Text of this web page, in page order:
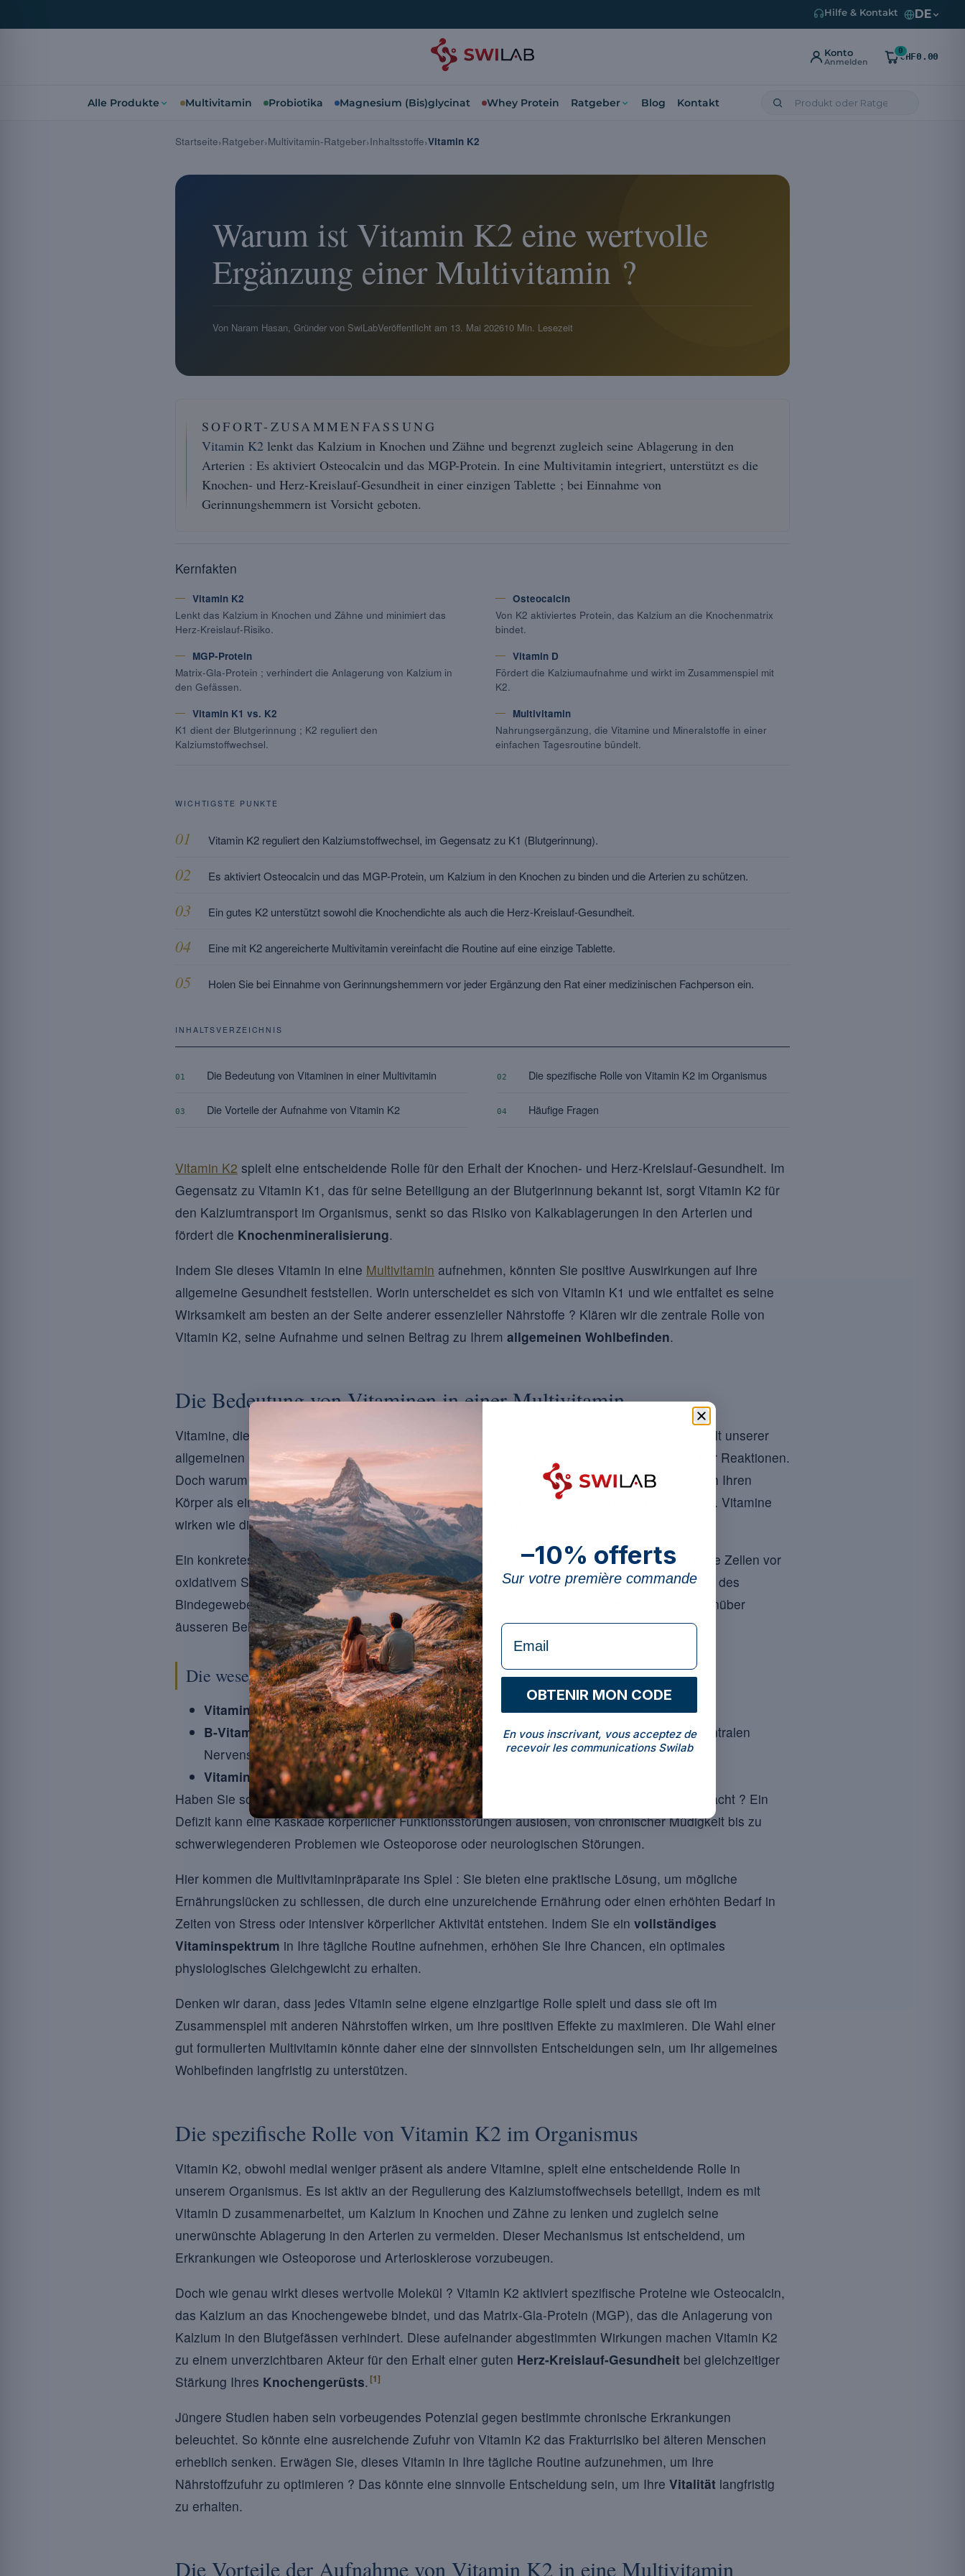
Hilfe & Kontakt DE
Konto
Anmelden
0
CHF0.00
Alle Produkte Multivitamin Probiotika Magnesium (Bis)glycinat Whey Protein Ratgeber Blog Kontakt
Warum ist Vitamin K2 eine wertvolle
Ergänzung einer Multivitamin ?
Von Naram Hasan, Gründer von SwiLabVeröffentlicht am 13. Mai 202610 Min. Lesezeit
SOFORT-ZUSAMMENFASSUNG
Vitamin K2 lenkt das Kalzium in Knochen und Zähne und begrenzt zugleich seine Ablagerung in den
Arterien : Es aktiviert Osteocalcin und das MGP-Protein. In eine Multivitamin integriert, unterstützt es die
Knochen- und Herz-Kreislauf-Gesundheit in einer einzigen Tablette ; bei Einnahme von
Gerinnungshemmern ist Vorsicht geboten.
Kernfakten
Vitamin K2
Lenkt das Kalzium in Knochen und Zähne und minimiert das
Herz-Kreislauf-Risiko.
Osteocalcin
Von K2 aktiviertes Protein, das Kalzium an die Knochenmatrix
bindet.
MGP-Protein
Matrix-Gla-Protein ; verhindert die Anlagerung von Kalzium in
den Gefässen.
Vitamin D
Fördert die Kalziumaufnahme und wirkt im Zusammenspiel mit
K2.
Vitamin K1 vs. K2
K1 dient der Blutgerinnung ; K2 reguliert den
Kalziumstoffwechsel.
Multivitamin
Nahrungsergänzung, die Vitamine und Mineralstoffe in einer
einfachen Tagesroutine bündelt.
WICHTIGSTE PUNKTE
Vitamin K2 reguliert den Kalziumstoffwechsel, im Gegensatz zu K1 (Blutgerinnung).
Es aktiviert Osteocalcin und das MGP-Protein, um Kalzium in den Knochen zu binden und die Arterien zu schützen.
Ein gutes K2 unterstützt sowohl die Knochendichte als auch die Herz-Kreislauf-Gesundheit.
Eine mit K2 angereicherte Multivitamin vereinfacht die Routine auf eine einzige Tablette.
Holen Sie bei Einnahme von Gerinnungshemmern vor jeder Ergänzung den Rat einer medizinischen Fachperson ein.
INHALTSVERZEICHNIS
01 Die Bedeutung von Vitaminen in einer Multivitamin 02 Die spezifische Rolle von Vitamin K2 im Organismus
03 Die Vorteile der Aufnahme von Vitamin K2 04 Häufige Fragen
Vitamin K2 spielt eine entscheidende Rolle für den Erhalt der Knochen- und Herz-Kreislauf-Gesundheit. Im
Gegensatz zu Vitamin K1, das für seine Beteiligung an der Blutgerinnung bekannt ist, sorgt Vitamin K2 für
den Kalziumtransport im Organismus, senkt so das Risiko von Kalkablagerungen in den Arterien und
fördert die Knochenmineralisierung.
Indem Sie dieses Vitamin in eine Multivitamin aufnehmen, könnten Sie positive Auswirkungen auf Ihre
allgemeine Gesundheit feststellen. Worin unterscheidet es sich von Vitamin K1 und wie entfaltet es seine
Wirksamkeit am besten an der Seite anderer essenzieller Nährstoffe ? Klären wir die zentrale Rolle von
Vitamin K2, seine Aufnahme und seinen Beitrag zu Ihrem allgemeinen Wohlbefinden.
Die Bedeutung von Vitaminen in einer Multivitamin
Vitamine, diese
, spielen eine entscheidende Rolle für den Erhalt unserer
allgemeinen Gesundheit. Sie sind die Katalysatoren zahlreicher lebenswichtiger biochemischer Reaktionen.
Doch warum sollte man diese Vitamine in eine Multivitaminformel aufnehmen ? Stellen Sie sich Ihren
Körper als eine komplexe Maschine vor, in der jedes Teil harmonisch zusammenarbeiten muss. Vitamine
wirken wie die Zahnräder, die es dieser Maschine ermöglichen, effizient zu laufen.
Ein konkretes Beispiel :Vitamin C, bekannt für seine antioxidativen Eigenschaften, hilft, unsere Zellen vor
oxidativem Stress zu schützen. Es fördert zudem die Kollagensynthese, die für die Gesundheit des
Bindegewebes und die Wundheilung unerlässlich ist. Ohne es wäre unser Immunsystem gegenüber
äusseren Belastungen weniger widerstandsfähig.
Die wesentlichen Funktionen der Vitamine
Vitamin A :entscheidend für das Nachtsehen und den Erhalt einer gesunden Haut.
B-Vitamine :beteiligt am Energiestoffwechsel und an der einwandfreien Funktion des zentralen
Nervensystems.
Vitamin D :erleichtert die Kalziumaufnahme und trägt zur Knochengesundheit bei.
Haben Sie schon über die Folgen eines Mangels an diesen essenziellen Nährstoffen nachgedacht ? Ein
Defizit kann eine Kaskade körperlicher Funktionsstörungen auslösen, von chronischer Müdigkeit bis zu
schwerwiegenderen Problemen wie Osteoporose oder neurologischen Störungen.
Hier kommen die Multivitaminpräparate ins Spiel : Sie bieten eine praktische Lösung, um mögliche
Ernährungslücken zu schliessen, die durch eine unzureichende Ernährung oder einen erhöhten Bedarf in
Zeiten von Stress oder intensiver körperlicher Aktivität entstehen. Indem Sie ein vollständiges
Vitaminspektrum in Ihre tägliche Routine aufnehmen, erhöhen Sie Ihre Chancen, ein optimales
physiologisches Gleichgewicht zu erhalten.
Denken wir daran, dass jedes Vitamin seine eigene einzigartige Rolle spielt und dass sie oft im
Zusammenspiel mit anderen Nährstoffen wirken, um ihre positiven Effekte zu maximieren. Die Wahl einer
gut formulierten Multivitamin könnte daher eine der sinnvollsten Entscheidungen sein, um Ihr allgemeines
Wohlbefinden langfristig zu unterstützen.
Die spezifische Rolle von Vitamin K2 im Organismus
Vitamin K2, obwohl medial weniger präsent als andere Vitamine, spielt eine entscheidende Rolle in
unserem Organismus. Es ist aktiv an der Regulierung des Kalziumstoffwechsels beteiligt, indem es mit
Vitamin D zusammenarbeitet, um Kalzium in Knochen und Zähne zu lenken und zugleich seine
unerwünschte Ablagerung in den Arterien zu vermeiden. Dieser Mechanismus ist entscheidend, um
Erkrankungen wie Osteoporose und Arteriosklerose vorzubeugen.
Doch wie genau wirkt dieses wertvolle Molekül ? Vitamin K2 aktiviert spezifische Proteine wie Osteocalcin,
das Kalzium an das Knochengewebe bindet, und das Matrix-Gla-Protein (MGP), das die Anlagerung von
Kalzium in den Blutgefässen verhindert. Diese aufeinander abgestimmten Wirkungen machen Vitamin K2
zu einem unverzichtbaren Akteur für den Erhalt einer guten Herz-Kreislauf-Gesundheit bei gleichzeitiger
Stärkung Ihres Knochengerüsts. [1]
Jüngere Studien haben sein vorbeugendes Potenzial gegen bestimmte chronische Erkrankungen
beleuchtet. So könnte eine ausreichende Zufuhr von Vitamin K2 das Frakturrisiko bei älteren Menschen
erheblich senken. Erwägen Sie, dieses Vitamin in Ihre tägliche Routine aufzunehmen, um Ihre
Nährstoffzufuhr zu optimieren ? Das könnte eine sinnvolle Entscheidung sein, um Ihre Vitalität langfristig
zu erhalten.
Die Vorteile der Aufnahme von Vitamin K2 in eine Multivitamin
Startseite Ratgeber Multivitamin-Ratgeber Inhaltsstoffe Vitamin K2
–10% offerts
Sur votre première commande
formulaire Email
OBTENIR MON CODE
En vous inscrivant, vous acceptez de
recevoir les communications Swilab